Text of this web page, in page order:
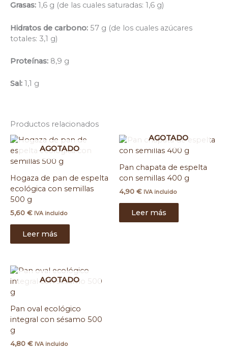
Grasas: 1,6 g (de las cuales saturadas: 1,6 g)
Hidratos de carbono: 57 g (de los cuales azúcares
totales: 3,1 g)
Proteínas: 8,9 g
Sal: 1,1 g
Productos relacionados
AGOTADO
Hogaza de pan de espelta
ecológica con semillas
500 g
5,60 € IVA incluido
Leer más
AGOTADO
Pan chapata de espelta
con semillas 400 g
4,90 € IVA incluido
Leer más
AGOTADO
Pan oval ecológico
integral con sésamo 500
g
4,80 € IVA incluido